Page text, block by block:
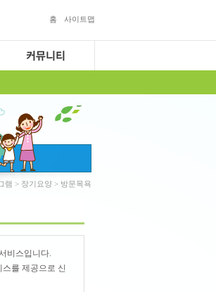
홈 사이트맵
램 > 장기요양 > 방문목욕
비스입니다.
를 제공으로 신